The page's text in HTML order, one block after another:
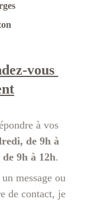
vous
à vos
de 9h à
9h à 12h.
message ou
de contact, je